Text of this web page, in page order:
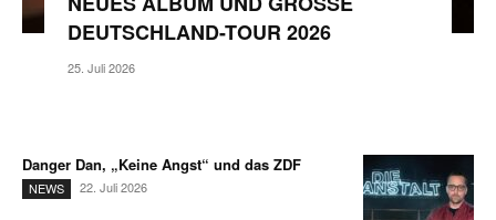
EUTSCHLAND-TOUR 2026
25. Juli 2026
Danger Dan, „Keine Angst“ und das ZDF
NEWS 22. Juli 2026